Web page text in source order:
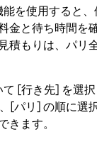
を使用すると
金と待ち時間を
積もりは、パリ
て [行き先] を選
[パリ ] の順に選
きます。